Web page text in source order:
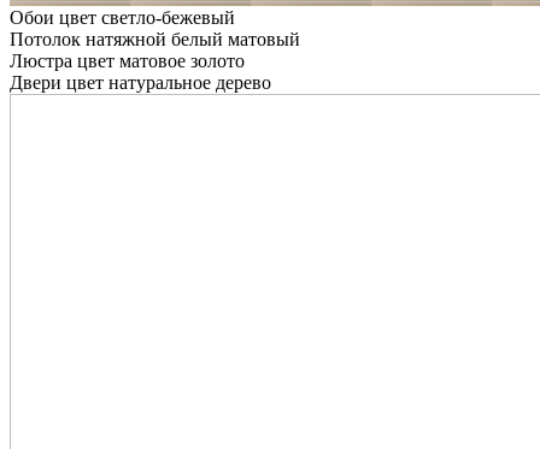
Обои цвет светло-бежевый
Потолок натяжной белый матовый
Люстра цвет матовое золото
Двери цвет натуральное дерево